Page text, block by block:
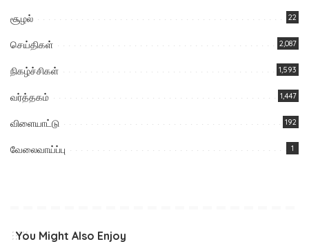
சூழல் 22
செய்திகள் 2,087
நிகழ்ச்சிகள் 1,593
வர்த்தகம் 1,447
விளையாட்டு 192
வேலைவாய்ப்பு 1
You Might Also Enjoy